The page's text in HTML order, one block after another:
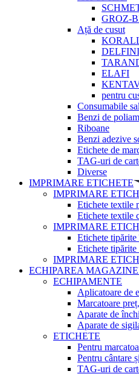
GROZ-
Ață de cusut
DELFINI
ELAFI
pentru
Consumabile
Benzi de
Riboane
Benzi adezive
Etichete de
TAG-uri de
Diverse
IMPRIMARE ETICHETE
IMPRIMARE
Etichete textile
Etichete textile
IMPRIMARE
Etichete
Etichete
IMPRIMARE
ECHIPAREA
ECHIPAMENTE
Aplicatoare de
Marcatoare
Aparate de
Aparate de
ETICHETE
Pentru
Pentru cântare
TAG-uri de